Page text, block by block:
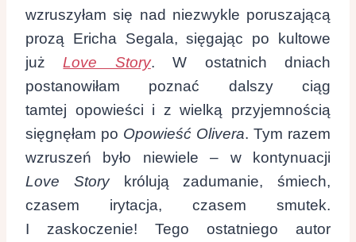
wzruszyłam się nad niezwykle poruszającą
prozą Ericha Segala, sięgając po kultowe
jużLove Story. W ostatnich dniach
postanowiłam poznać dalszy ciąg
tamtej opowieści i z wielką przyjemnością
sięgnęłam po Opowieść Olivera. Tym razem
wzruszeń było niewiele – w kontynuacji
Love Storykrólują zadumanie, śmiech,
czasem irytacja, czasem smutek.
I zaskoczenie! Tego ostatniego autor